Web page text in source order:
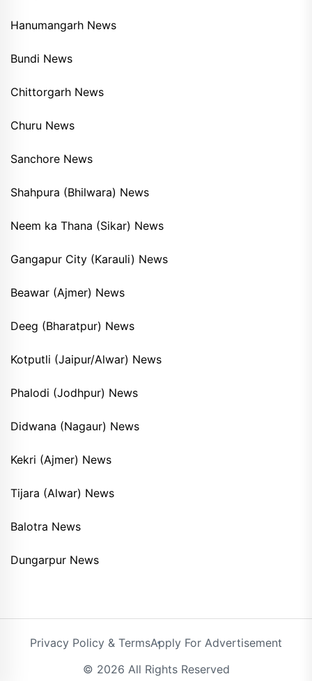
Hanumangarh News
Bundi News
Chittorgarh News
Churu News
Sanchore News
Shahpura (Bhilwara) News
Neem ka Thana (Sikar) News
Gangapur City (Karauli) News
Beawar (Ajmer) News
Deeg (Bharatpur) News
Kotputli (Jaipur/Alwar) News
Phalodi (Jodhpur) News
Didwana (Nagaur) News
Kekri (Ajmer) News
Tijara (Alwar) News
Balotra News
Dungarpur News
Privacy Policy & TermsApply For Advertisement
© 2026 All Rights Reserved